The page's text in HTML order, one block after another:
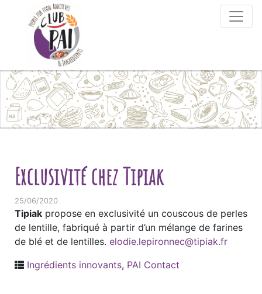
Skip to content
Exclusivité chez Tipiak
25/06/2020
Tipiak propose en exclusivité un couscous de perles
de lentille, fabriqué à partir d’un mélange de farines
de blé et de lentilles. elodie.lepironnec@tipiak.fr
Ingrédients innovants, PAI Contact